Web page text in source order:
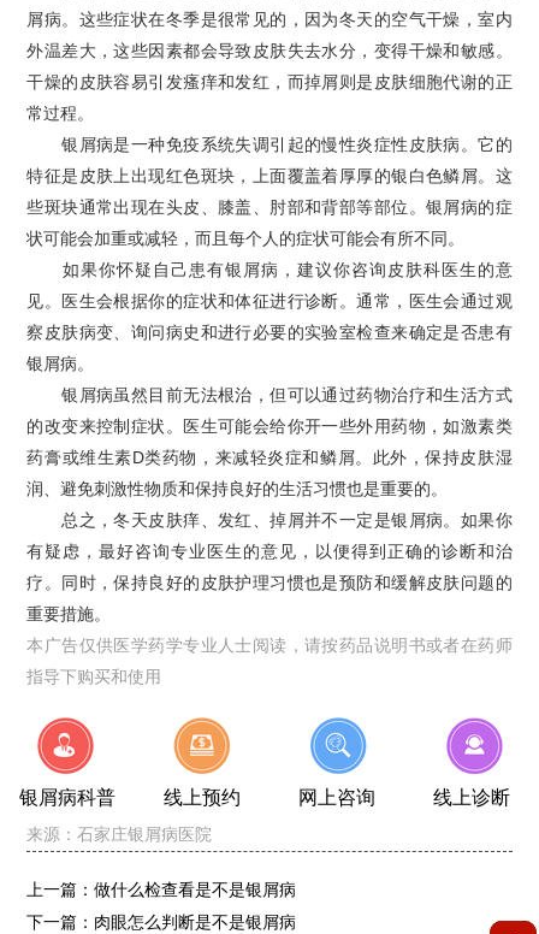
屑病。这些症状在冬季是很常见的，因为冬天的空气干燥，室内
外温差大，这些因素都会导致皮肤失去水分，变得干燥和敏感。
干燥的皮肤容易引发瘙痒和发红，而掉屑则是皮肤细胞代谢的正
常过程。
银屑病是一种免疫系统失调引起的慢性炎症性皮肤病。它的
特征是皮肤上出现红色斑块，上面覆盖着厚厚的银白色鳞屑。这
些斑块通常出现在头皮、膝盖、肘部和背部等部位。银屑病的症
状可能会加重或减轻，而且每个人的症状可能会有所不同。
如果你怀疑自己患有银屑病，建议你咨询皮肤科医生的意
见。医生会根据你的症状和体征进行诊断。通常，医生会通过观
察皮肤病变、询问病史和进行必要的实验室检查来确定是否患有
银屑病。
银屑病虽然目前无法根治，但可以通过药物治疗和生活方式
的改变来控制症状。医生可能会给你开一些外用药物，如激素类
药膏或维生素D类药物，来减轻炎症和鳞屑。此外，保持皮肤湿
润、避免刺激性物质和保持良好的生活习惯也是重要的。
总之，冬天皮肤痒、发红、掉屑并不一定是银屑病。如果你
有疑虑，最好咨询专业医生的意见，以便得到正确的诊断和治
疗。同时，保持良好的皮肤护理习惯也是预防和缓解皮肤问题的
重要措施。
本广告仅供医学药学专业人士阅读，请按药品说明书或者在药师
指导下购买和使用
银屑病科普 线上预约 网上咨询 线上诊断
来源：石家庄银屑病医院
上一篇：做什么检查看是不是银屑病
下一篇： 肉眼怎么判断是不是银屑病